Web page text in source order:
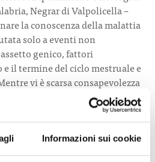
Informazioni sui cookie
Negrar di Valpolicella –
la conoscenza della malattia
solo a eventi non
genico, fattori
il termine del ciclo mestruale e
vi è scarsa consapevolezza
di malattia, di comportamenti
calorico e di tipo
che possono abbassare anche
recidiva. Misure che fanno la
oggi sempre più curabile,